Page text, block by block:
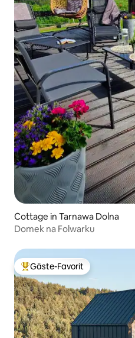
Cottage in Tarnawa Dolna
Domek na Folwarku
Beliebter Gäste-Favorit.
Gäste-Favorit